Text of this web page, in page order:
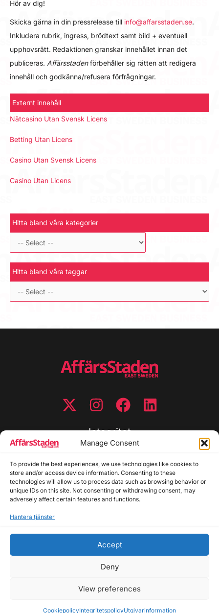
Manage Consent
To provide the best experiences, we use technologies like cookies to
store and/or access device information. Consenting to these
technologies will allow us to process data such as browsing behavior or
unique IDs on this site. Not consenting or withdrawing consent, may
adversely affect certain features and functions.
Hantera tjänster
Accept
Deny
View preferences
CookiepolicyIntegritetspolicyUtgivarinformation
Hör av dig!
Skicka gärna in din pressrelease till info@affarsstaden.se.
Inkludera rubrik, ingress, brödtext samt bild + eventuell
upphovsrätt. Redaktionen granskar innehållet innan det
publiceras. Affärsstadenförbehåller sig rätten att redigera
innehåll och godkänna/refusera förfrågningar.
Externt innehåll
Nätcasino Utan Svensk Licens
Betting Utan Licens
Casino Utan Svensk Licens
Casino Utan Licens
Hitta bland våra kategorier
Hitta bland våra taggar
Integritet
Cookiepolicy
Disclaimer
Redaktionell policy
Utgivarinformation
Allmänna frågor: info@affarsstaden.se | Tipsa
annons@affarsstaden.se
© 2026 Affärsstaden.se | 2025 Alla rättigheter